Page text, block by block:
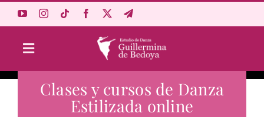
Toggle
Navigation
Aprende Online
Clases y cursos de Danza
Estilizada online